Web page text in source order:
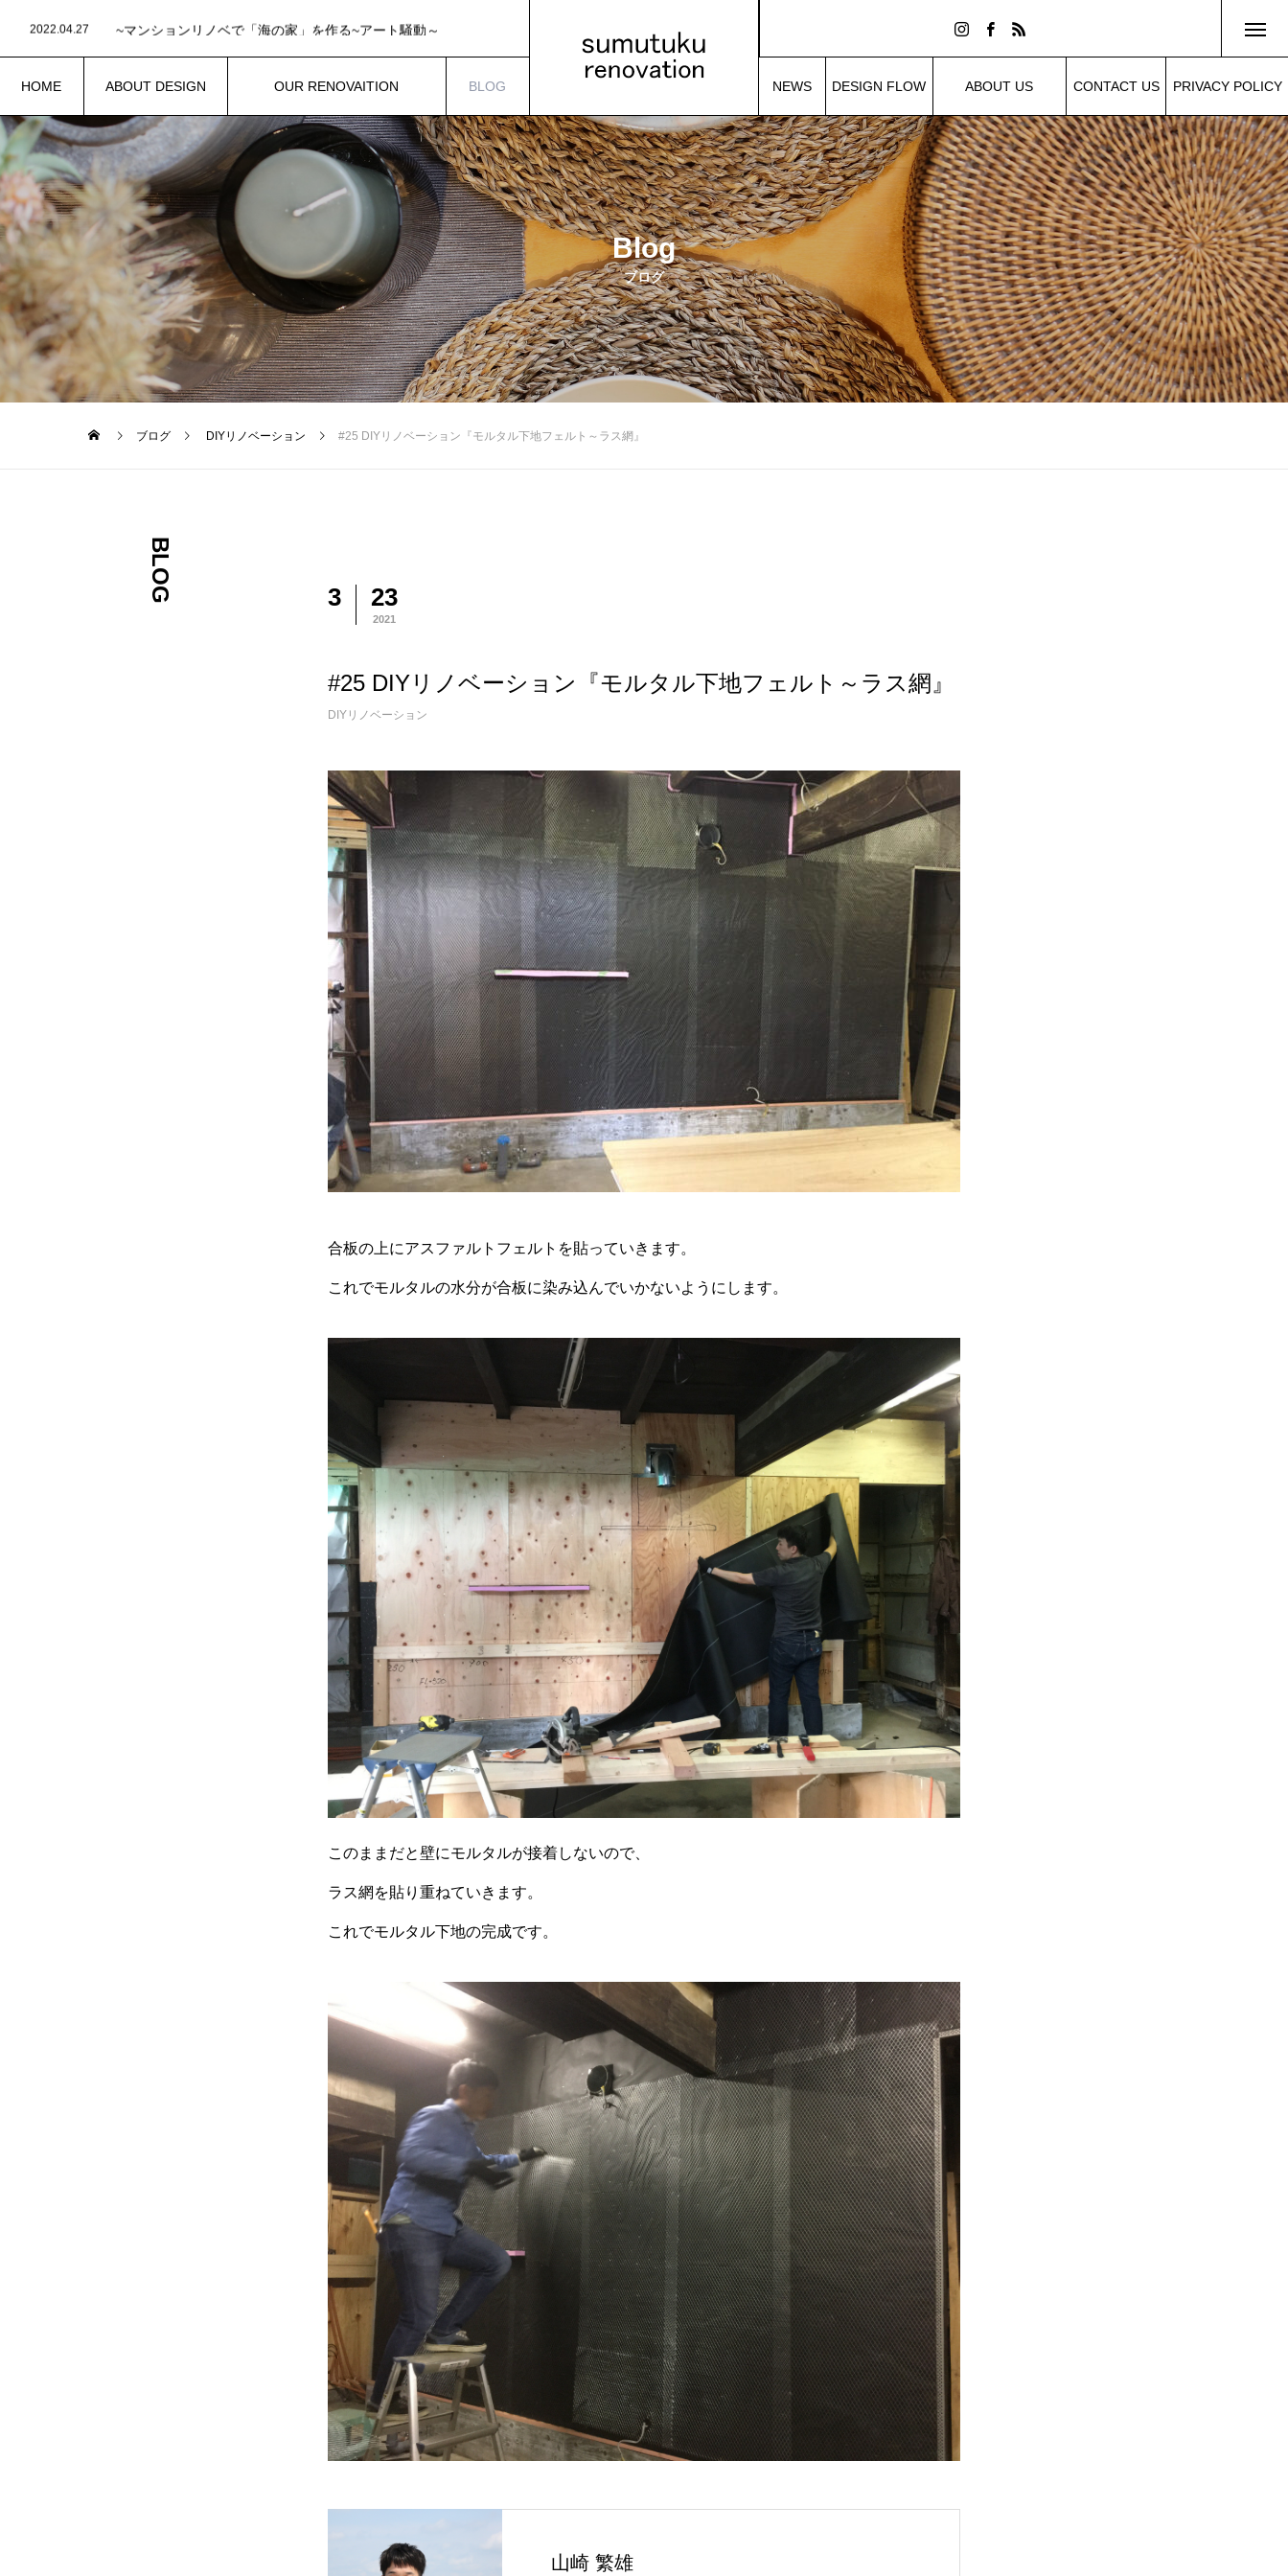
HOME
ABOUT DESIGN
OUR RENOVAITION
BLOG
NEWS
DESIGN FLOW
ABOUT US
CONTACT US
PRIVACY POLICY
2022.04.27 ~マンションリノベで「海の家」を作る~アート騒動～
2022.04.18 ~マンションリノベで「海の家」を作る~減額検討でまさかの？～
2022.05.19 ~マンションリノベで「海の家」を作る~設計士の手造り家具～
Blog
ブログ
ブログ DIYリノベーション #25 DIYリノベーション『モルタル下地フェルト～ラス網』
BLOG 3 23
2021
#25 DIYリノベーション『モルタル下地フェルト～ラス網』
DIYリノベーション
合板の上にアスファルトフェルトを貼っていきます。
これでモルタルの水分が合板に染み込んでいかないようにします。
このままだと壁にモルタルが接着しないので、
ラス網を貼り重ねていきます。
これでモルタル下地の完成です。
山崎 繁雄